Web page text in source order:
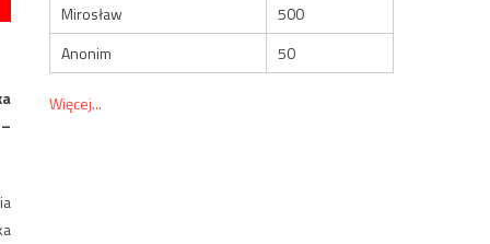
Mirosław
500
Anonim
50
Więcej...